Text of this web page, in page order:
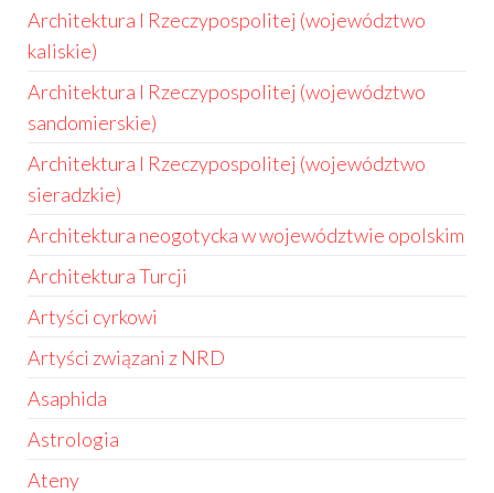
Architektura I Rzeczypospolitej (województwo
kaliskie)
Architektura I Rzeczypospolitej (województwo
sandomierskie)
Architektura I Rzeczypospolitej (województwo
sieradzkie)
Architektura neogotycka w województwie opolskim
Architektura Turcji
Artyści cyrkowi
Artyści związani z NRD
Asaphida
Astrologia
Ateny